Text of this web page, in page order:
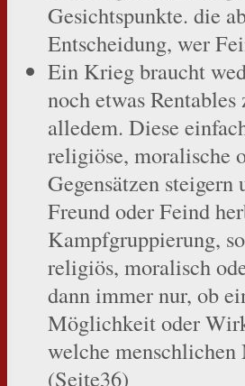
Gesichtspunkte. die
Entscheidung, wer
Ein Krieg braucht
noch etwas
alledem. Diese
religiöse, moralische
Gegensätzen
Freund oder Feind
Kampfgruppierung,
religiös, moralisch
dann immer nur, ob
Möglichkeit oder
welche
(Seite36)